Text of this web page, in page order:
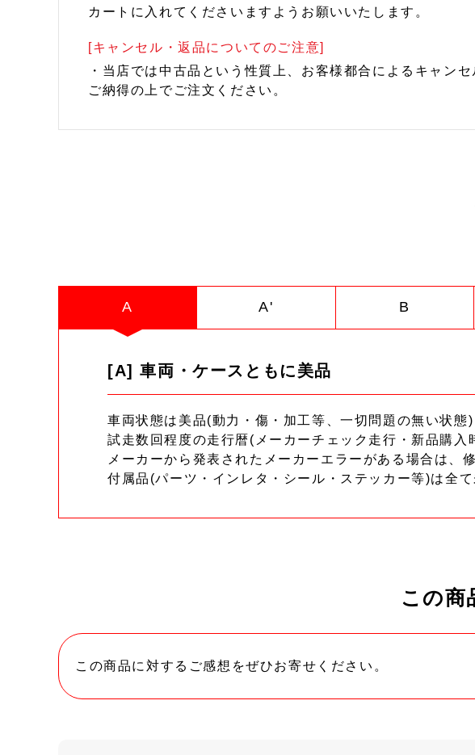
カートに入れてくださいますようお願いいたします。
[キャンセル・返品についてのご注意]
・当店では中古品という性質上、お客様都合によるキャン
ご納得の上でご注文ください。
A A' B
[A] 車両・ケースともに美品
車両状態は美品(動力・傷・加工等、一切問題の無い状態)
試走数回程度の走行暦(メーカーチェック走行・新品購
メーカーから発表されたメーカーエラーがある場合は、
付属品(パーツ・インレタ・シール・ステッカー等)は全て
この商
この商品に対するご感想をぜひお寄せください。